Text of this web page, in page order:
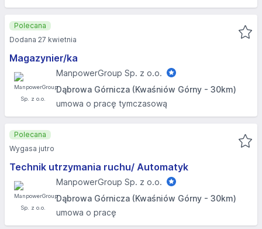
Magazynier/ka
ManpowerGroup Sp. z o.o.
Dąbrowa Górnicza (Kwaśniów Górny - 30km)
umowa o pracę tymczasową
Polecana
Dodana 27 kwietnia
Technik utrzymania ruchu/ Automatyk
ManpowerGroup Sp. z o.o.
Dąbrowa Górnicza (Kwaśniów Górny - 30km)
umowa o pracę
Polecana
Wygasa jutro